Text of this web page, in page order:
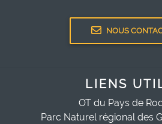
NOUS
LIENS
OT du Pays de
Parc Naturel régional des